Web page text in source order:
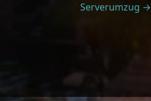
Serverumzug →